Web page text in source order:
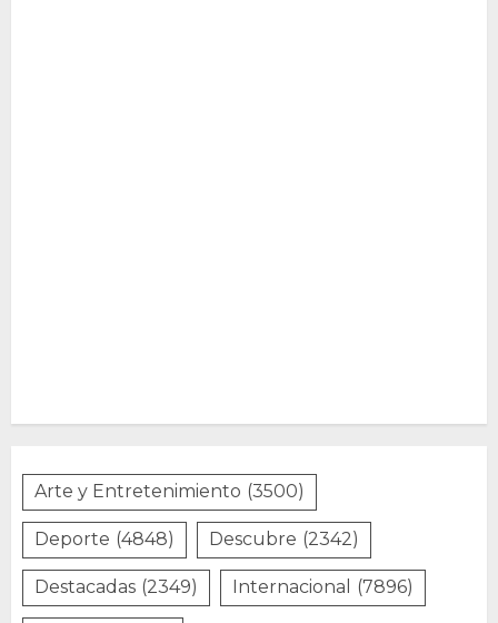
Arte y Entretenimiento (3500)
Deporte (4848) Descubre (2342)
Destacadas (2349) Internacional (7896)